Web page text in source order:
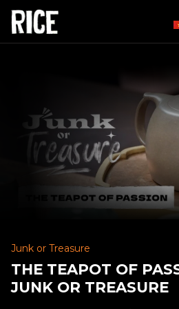
Junk or Treasure
THE TEAPOT OF
JUNK OR TREASURE